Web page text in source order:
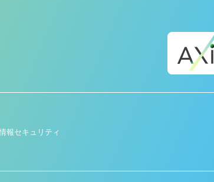
報セキュリティ